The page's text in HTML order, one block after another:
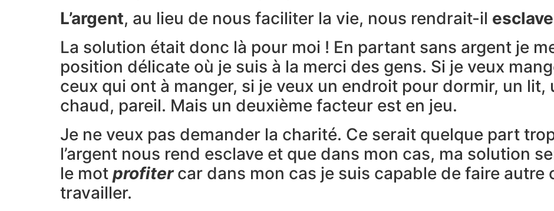
L’argent, au lieu de nous faciliter la vie, nous rendrait-il
La solution était donc là pour moi ! En partant sans argent je
position délicate où je suis à la merci des gens. Si je veux
ceux qui ont à manger, si je veux un endroit pour dormir, un
chaud, pareil. Mais un deuxième facteur est en jeu.
Je ne veux pas demander la charité. Ce serait quelque part
l’argent nous rend esclave et que dans mon cas, ma solution
le mot profiter car dans mon cas je suis capable de faire autre
travailler.